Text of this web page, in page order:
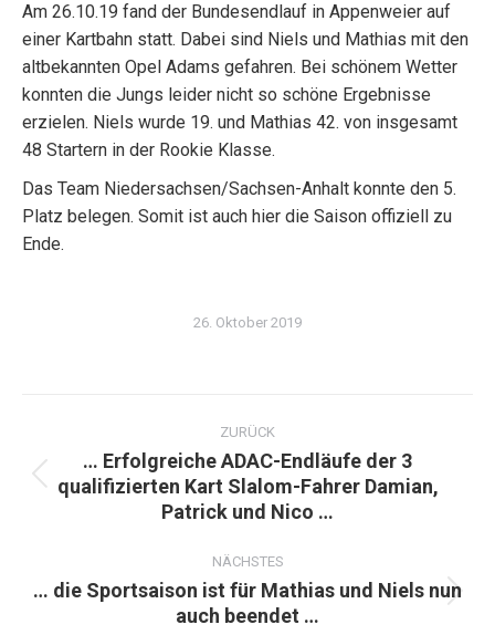
Am 26.10.19 fand der Bundesendlauf in Appenweier auf
einer Kartbahn statt. Dabei sind Niels und Mathias mit den
altbekannten Opel Adams gefahren. Bei schönem Wetter
konnten die Jungs leider nicht so schöne Ergebnisse
erzielen. Niels wurde 19. und Mathias 42. von insgesamt
48 Startern in der Rookie Klasse.
Das Team Niedersachsen/Sachsen-Anhalt konnte den 5.
Platz belegen. Somit ist auch hier die Saison offiziell zu
Ende.
26. Oktober 2019
ZURÜCK
Vorheriger
Beitrag:
… Erfolgreiche ADAC-Endläufe der 3
qualifizierten Kart Slalom-Fahrer Damian,
Patrick und Nico …
NÄCHSTES
Nächster
… die Sportsaison ist für Mathias und Niels nun
auch beendet …